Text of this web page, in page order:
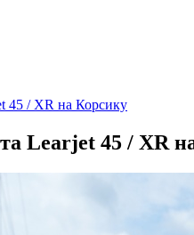
45 / XR на Корсику
Learjet 45 / XR